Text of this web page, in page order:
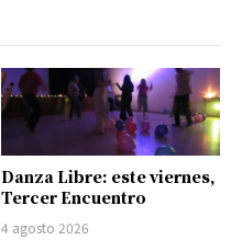
Danza Libre: este viernes,
Tercer Encuentro
4 agosto 2026